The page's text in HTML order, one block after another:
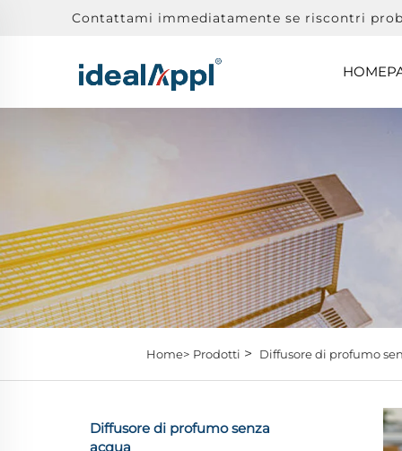
Contattami immediatamente se riscontri
Home> Prodotti > Diffusore di profumo
Diffusore di profumo senza
acqua